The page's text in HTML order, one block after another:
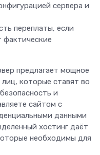
сервера и
переплаты, если
фактические
предлагает мощное
которые ставят во
и
сайтом с
данными
хостинг даёт
необходимы для